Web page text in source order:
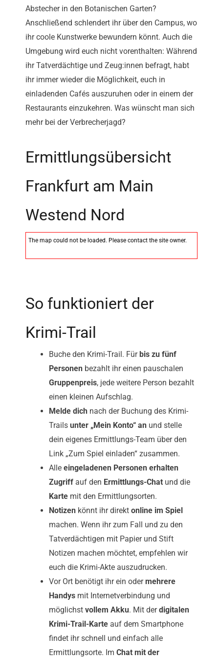
Abstecher in den Botanischen Garten?
Anschließend schlendert ihr über den Campus, wo
ihr coole Kunstwerke bewundern könnt. Auch die
Umgebung wird euch nicht vorenthalten: Während
ihr Tatverdächtige und Zeug:innen befragt, habt
ihr immer wieder die Möglichkeit, euch in
einladenden Cafés auszuruhen oder in einem der
Restaurants einzukehren. Was wünscht man sich
mehr bei der Verbrecherjagd?
Ermittlungsübersicht
Frankfurt am Main
Westend Nord
The map could not be loaded. Please contact the site owner.
So funktioniert der
Krimi-Trail
Buche den Krimi-Trail. Für bis zu fünf
Personen bezahlt ihr einen pauschalen
Gruppenpreis, jede weitere Person bezahlt
einen kleinen Aufschlag.
Melde dich nach der Buchung des Krimi-
Trails unter „Mein Konto“ an und stelle
dein eigenes Ermittlungs-Team über den
Link „Zum Spiel einladen“ zusammen.
Alle eingeladenen Personen erhalten
Zugriff auf den Ermittlungs-Chat und die
Karte mit den Ermittlungsorten.
Notizen könnt ihr direkt online im Spiel
machen. Wenn ihr zum Fall und zu den
Tatverdächtigen mit Papier und Stift
Notizen machen möchtet, empfehlen wir
euch die Krimi-Akte auszudrucken.
Vor Ort benötigt ihr ein odermehrere
Handys mit Internetverbindung und
möglichst vollem Akku. Mit derdigitalen
Krimi-Trail-Karte auf dem Smartphone
findet ihr schnell und einfach alle
Ermittlungsorte. Im Chat mit der